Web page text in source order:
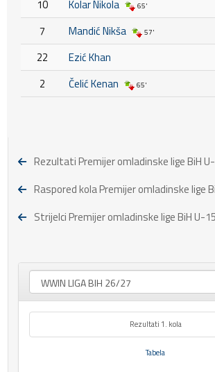
10 Kolar Nikola 65'
7 Mandić Nikša 57'
22
Ezić Khan
2
Čelić Kenan 65'
Rezultati Premijer omladinske lige BiH
Raspored kola Premijer omladinske lige
Strijelci Premijer omladinske lige BiH U-15
Rezultati 1. kola
Tabela